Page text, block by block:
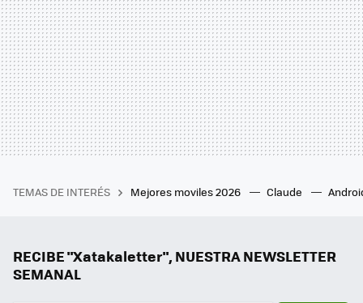
TEMAS DE INTERÉS Mejores moviles 2026 Claude
RECIBE "Xatakaletter", NUESTRA NEWSLETTER
SEMANAL